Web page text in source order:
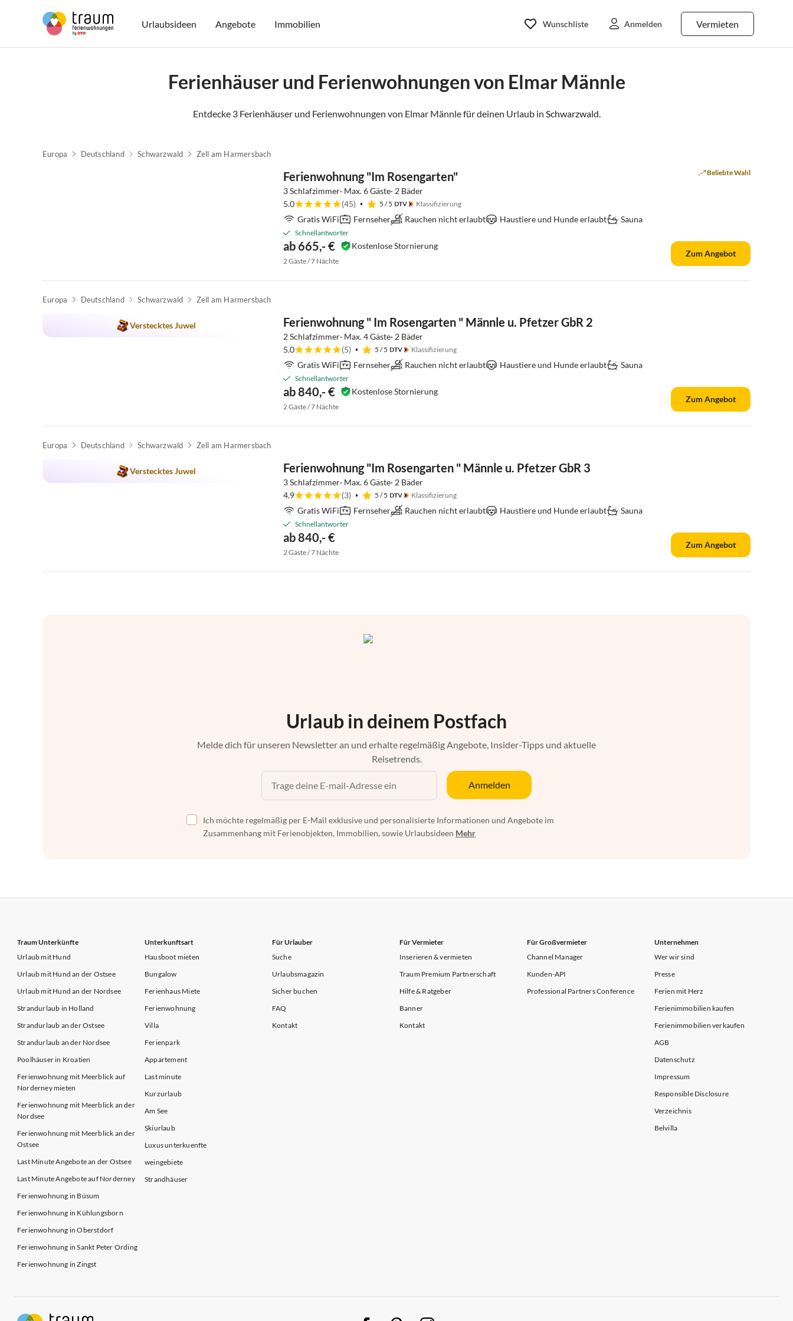
Urlaubsideen Angebote Immobilien Vermieten
Wunschliste Anmelden
Ferienhäuser und Ferienwohnungen von Elmar Männle
Entdecke 3 Ferienhäuser und Ferienwohnungen von Elmar Männle für deinen Urlaub in Schwarzwald.
Europa Deutschland Schwarzwald Zell am Harmersbach
Ferienwohnung "Im Rosengarten" Beliebte Wahl
3 Schlafzimmer· Max. 6 Gäste· 2 Bäder
5.0
(45) 5 / 5 Klassifizierung
Gratis WiFi Fernseher Rauchen nicht erlaubt Haustiere und Hunde erlaubt Sauna
Schnellantworter
ab 665,- € Kostenlose Stornierung
2 Gäste / 7 Nächte
Zum Angebot
Europa Deutschland Schwarzwald Zell am Harmersbach
Verstecktes Juwel Ferienwohnung " Im Rosengarten " Männle u. Pfetzer GbR 2
2 Schlafzimmer· Max. 4 Gäste· 2 Bäder
5.0
(5) 5 / 5 Klassifizierung
Gratis WiFi Fernseher Rauchen nicht erlaubt Haustiere und Hunde erlaubt Sauna
Schnellantworter
ab 840,- € Kostenlose Stornierung
2 Gäste / 7 Nächte
Zum Angebot
Europa Deutschland Schwarzwald Zell am Harmersbach
Verstecktes Juwel Ferienwohnung "Im Rosengarten " Männle u. Pfetzer GbR 3
3 Schlafzimmer· Max. 6 Gäste· 2 Bäder
4.9
(3) 5 / 5 Klassifizierung
Gratis WiFi Fernseher Rauchen nicht erlaubt Haustiere und Hunde erlaubt Sauna
Schnellantworter
ab 840,- €
2 Gäste / 7 Nächte
Zum Angebot
Urlaub in deinem Postfach
Melde dich für unseren Newsletter an und erhalte regelmäßig Angebote, Insider-Tipps und aktuelle
Reisetrends.
Anmelden
Ich möchte regelmäßig per E-Mail exklusive und personalisierte Informationen und Angebote im
Zusammenhang mit Ferienobjekten, Immobilien, sowie Urlaubsideen Mehr
Traum Unterkünfte
Urlaub mit Hund
Urlaub mit Hund an der Ostsee
Urlaub mit Hund an der Nordsee
Strandurlaub in Holland
Strandurlaub an der Ostsee
Strandurlaub an der Nordsee
Poolhäuser in Kroatien
Ferienwohnung mit Meerblick auf
Norderney mieten
Ferienwohnung mit Meerblick an der
Nordsee
Ferienwohnung mit Meerblick an der
Ostsee
Last Minute Angebote an der Ostsee
Last Minute Angebote auf Norderney
Ferienwohnung in Büsum
Ferienwohnung in Kühlungsborn
Ferienwohnung in Oberstdorf
Ferienwohnung in Sankt Peter Ording
Ferienwohnung in Zingst
Unterkunftsart
Hausboot mieten
Bungalow
Ferienhaus Miete
Ferienwohnung
Villa
Ferienpark
Appartement
Last minute
Kurzurlaub
Am See
Skiurlaub
Luxus unterkuenfte
weingebiete
Strandhäuser
Für Urlauber
Suche
Urlaubsmagazin
Sicher buchen
FAQ
Kontakt
Für Vermieter
Inserieren & vermieten
Traum Premium Partnerschaft
Hilfe & Ratgeber
Banner
Kontakt
Für Großvermieter
Channel Manager
Kunden-API
Professional Partners Conference
Unternehmen
Wer wir sind
Presse
Ferien mit Herz
Ferienimmobilien kaufen
Ferienimmobilien verkaufen
AGB
Datenschutz
Impressum
Responsible Disclosure
Verzeichnis
Belvilla